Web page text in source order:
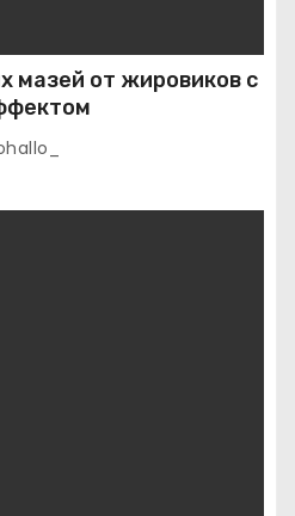
мазей от жировиков с